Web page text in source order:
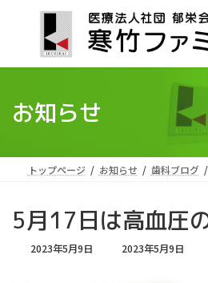
ツ
シ
お知らせ
トップページ お知らせ 歯科ブログ
5月17日は高血圧
2023年5月9日
最
2023年5月9日